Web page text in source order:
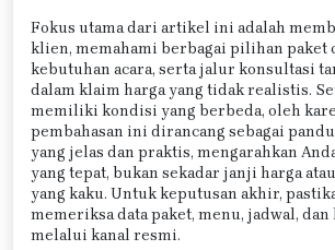
Fokus utama dari artikel ini adalah
klien, memahami berbagai pilihan paket
kebutuhan acara, serta jalur konsultasi
dalam klaim harga yang tidak realistis.
memiliki kondisi yang berbeda, oleh
pembahasan ini dirancang sebagai
yang jelas dan praktis, mengarahkan
yang tepat, bukan sekadar janji harga
yang kaku. Untuk keputusan akhir,
memeriksa data paket, menu, jadwal,
melalui kanal resmi.